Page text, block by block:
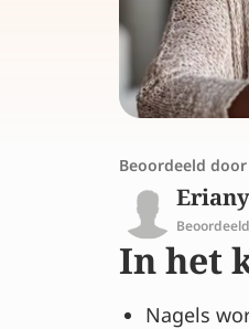
Beoordeeld door
In het
Nagels